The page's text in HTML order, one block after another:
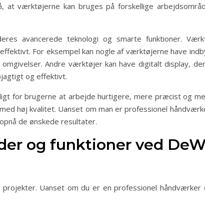
at værktøjerne kan bruges på forskellige
avancerede teknologi og smarte funktioner.
For eksempel kan nogle af værktøjerne have
Andre værktøjer kan have digitalt display,
og effektivt.
for brugerne at arbejde hurtigere, mere præcist og
høj kvalitet. Uanset om man er professionel
de ønskede resultater.
og funktioner ved
Uanset om du er en professionel